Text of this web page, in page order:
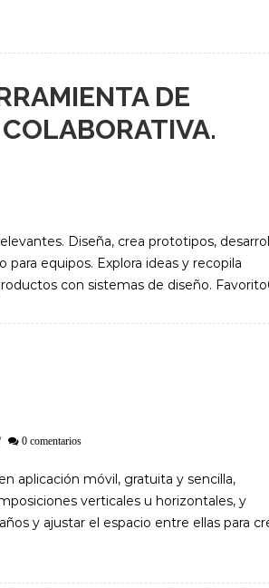
DE
Diseña, crea prototipos,
equipos. Explora ideas y recopila
con sistemas de diseño.
0 comentarios
aplicación móvil, gratuita y sencilla,
verticales u horizontales, y
y ajustar el espacio entre ellas para